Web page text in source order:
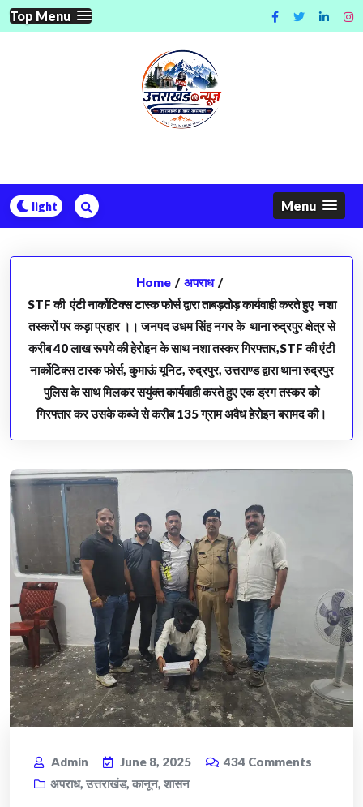
Skip
to
Top Menu
Menu
Home / अपराध /
STF की एंटी नार्कोटिक्स टास्क फोर्स द्वारा ताबड़तोड़ कार्यवाही करते हुए नशा
तस्करों पर कड़ा प्रहार ।। जनपद उधम सिंह नगर के थाना रुद्रपुर क्षेत्र से
करीब 40 लाख रूपये की हेरोइन के साथ नशा तस्कर गिरफ्तार,STF की एंटी
नार्कोटिक्स टास्क फोर्स, कुमाऊं यूनिट, रुद्रपुर, उत्तराण्ड द्वारा थाना रुद्रपुर
पुलिस के साथ मिलकर सयुंक्त कार्यवाही करते हुए एक ड्रग तस्कर को
गिरफ्तार कर उसके कब्जे से करीब 135 ग्राम अवैध हेरोइन बरामद की।
Admin June 8, 2025 434 Comments
अपराध, उत्तराखंड, कानून, शासन